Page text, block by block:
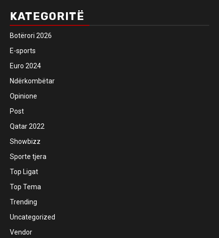
KATEGORITË
Botërori 2026
E-sports
Euro 2024
Ndërkombëtar
Opinione
Post
Qatar 2022
Showbizz
Sporte tjera
Top Ligat
Top Tema
Trending
Uncategorized
Vendor